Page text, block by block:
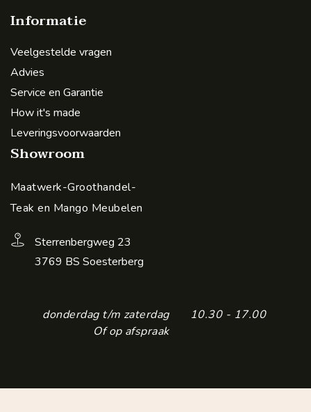
Informatie
Veelgestelde vragen
Advies
Service en Garantie
How it's made
Leveringsvoorwaarden
Showroom
Maatwerk-Groothandel-
Teak en Mango Meubelen
Sterrenbergweg 23
3769 BS Soesterberg
donderdag t/m zaterdag
10.30 - 17.00
Of op afspraak